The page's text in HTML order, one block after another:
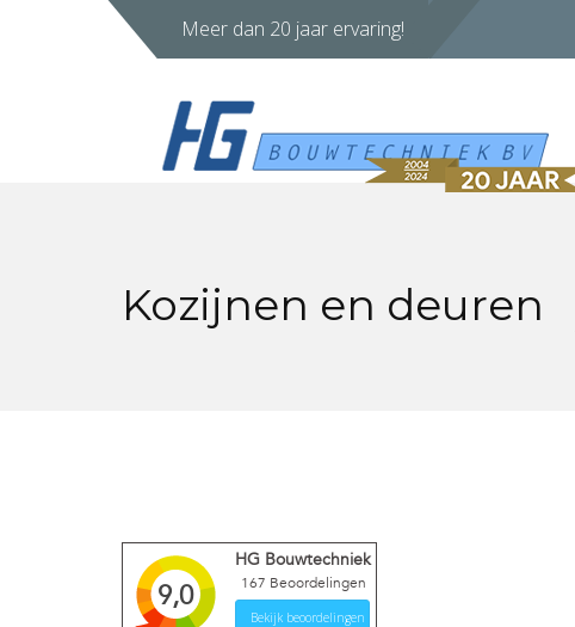
Meer dan 20 jaar ervaring!
Kozijnen en deuren
9,0
HG Bouwtechniek
167 Beoordelingen
Bekijk beoordelingen